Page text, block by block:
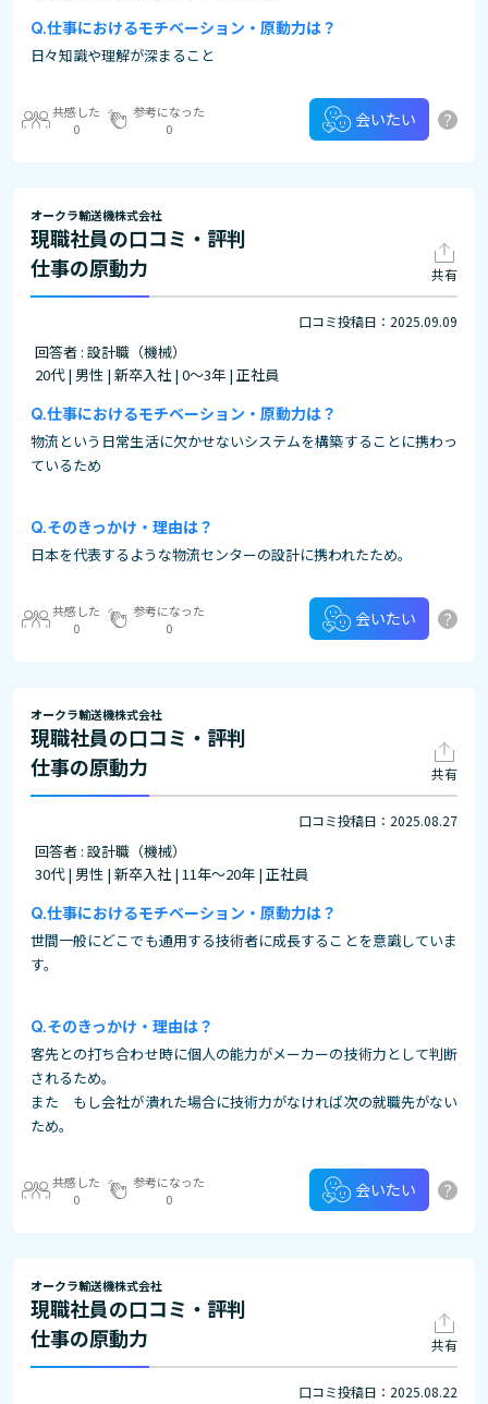
仕事におけるモチベーション・原動力は？
日々知識や理解が深まること
共感した
0
参考になった
0
会いたい ?
オークラ輸送機株式会社
現職社員の口コミ・評判
仕事の原動力
共有
口コミ投稿日：2025.09.09
回答者 : 設計職（機械）
20代 | 男性 | 新卒入社 | 0～3年 | 正社員
仕事におけるモチベーション・原動力は？
物流という日常生活に欠かせないシステムを構築することに携わっ
ているため
そのきっかけ・理由は？
日本を代表するような物流センターの設計に携われたため。
共感した
0
参考になった
0
会いたい ?
オークラ輸送機株式会社
現職社員の口コミ・評判
仕事の原動力
共有
口コミ投稿日：2025.08.27
回答者 : 設計職（機械）
30代 | 男性 | 新卒入社 | 11年～20年 | 正社員
仕事におけるモチベーション・原動力は？
世間一般にどこでも通用する技術者に成長することを意識していま
す。
そのきっかけ・理由は？
客先との打ち合わせ時に個人の能力がメーカーの技術力として判断
されるため。
また もし会社が潰れた場合に技術力がなければ次の就職先がない
ため。
共感した
0
参考になった
0
会いたい ?
オークラ輸送機株式会社
現職社員の口コミ・評判
仕事の原動力
共有
口コミ投稿日：2025.08.22